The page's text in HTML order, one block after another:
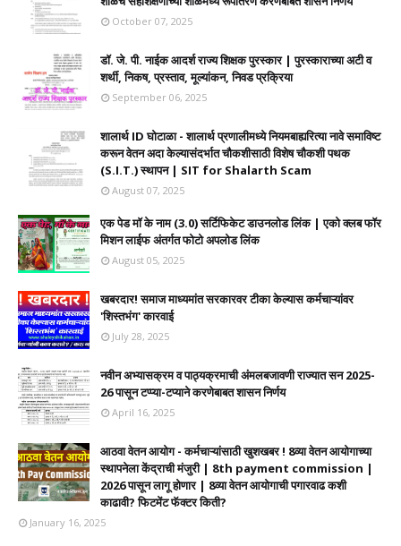
October 07, 2025
डॉ. जे. पी. नाईक आदर्श राज्य शिक्षक पुरस्कार | पुरस्काराच्या अटी व
शर्थी, निकष, प्रस्ताव, मूल्यांकन, निवड प्रक्रिया
September 06, 2025
शालार्थ ID घोटाळा - शालार्थ प्रणालीमध्ये नियमबाह्यरित्या नावे समाविष्ट
करून वेतन अदा केल्यासंदर्भात चौकशीसाठी विशेष चौकशी पथक
(S.I.T.) स्थापन | SIT for Shalarth Scam
August 07, 2025
एक पेड मॉ के नाम (3.0) सर्टिफिकेट डाउनलोड लिंक | एको क्लब फॉर
मिशन लाईफ अंतर्गत फोटो अपलोड लिंक
August 05, 2025
खबरदार! समाज माध्यमांत सरकारवर टीका केल्यास कर्मचाऱ्यांवर
'शिस्तभंग' कारवाई
July 28, 2025
नवीन अभ्यासक्रम व पाठ्यक्रमाची अंमलबजावणी राज्यात सन 2025-
26 पासून टप्प्या-टप्याने करणेबाबत शासन निर्णय
April 16, 2025
आठवा वेतन आयोग - कर्मचाऱ्यांसाठी खुशखबर ! 8व्या वेतन आयोगाच्या
स्थापनेला केंद्राची मंजुरी | 8th payment commission |
2026 पासून लागू होणार | 8व्या वेतन आयोगाची पगारवाढ कशी
काढावी? फिटमेंट फॅक्टर किती?
January 16, 2025